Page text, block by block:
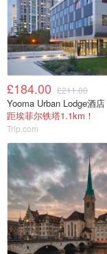
£184.00 £211.00
Yooma Urban Lodge酒店
距埃菲尔铁塔1.1km！
Trip.com